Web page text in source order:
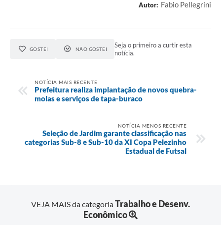
Autor: Fabio Pellegrini
GOSTEI NÃO GOSTEI
Seja o primeiro a curtir esta
notícia.
NOTÍCIA MAIS RECENTE
Prefeitura realiza implantação de novos quebra-
molas e serviços de tapa-buraco
NOTÍCIA MENOS RECENTE
Seleção de Jardim garante classificação nas
categorias Sub-8 e Sub-10 da XI Copa Pelezinho
Estadual de Futsal
VEJA MAIS da categoriaTrabalho e Desenv.
Econômico